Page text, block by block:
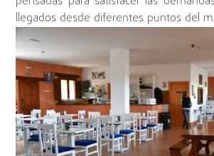
llegados desde diferentes puntos del